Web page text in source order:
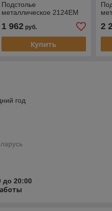
Подстолье
металлическое 2124EM
1 962руб.
Купить
2
год
до 20:00